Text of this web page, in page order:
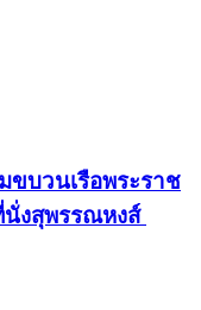
ขบวนเรือพระราช
นั่งสุพรรณหงส์